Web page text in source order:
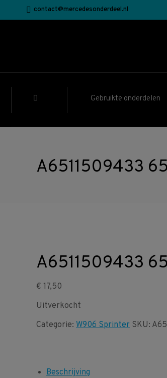
contact@mercedesonderdeel.nl
Gebruikte onderdelen
A6511509433
A6511509433
€ 17,50
Uitverkocht
Categorie: W906 Sprinter SKU:
Beschrijving